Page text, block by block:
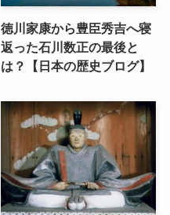
徳川家康から豊臣秀吉へ寝
返った石川数正の最後と
は？【日本の歴史ブログ】